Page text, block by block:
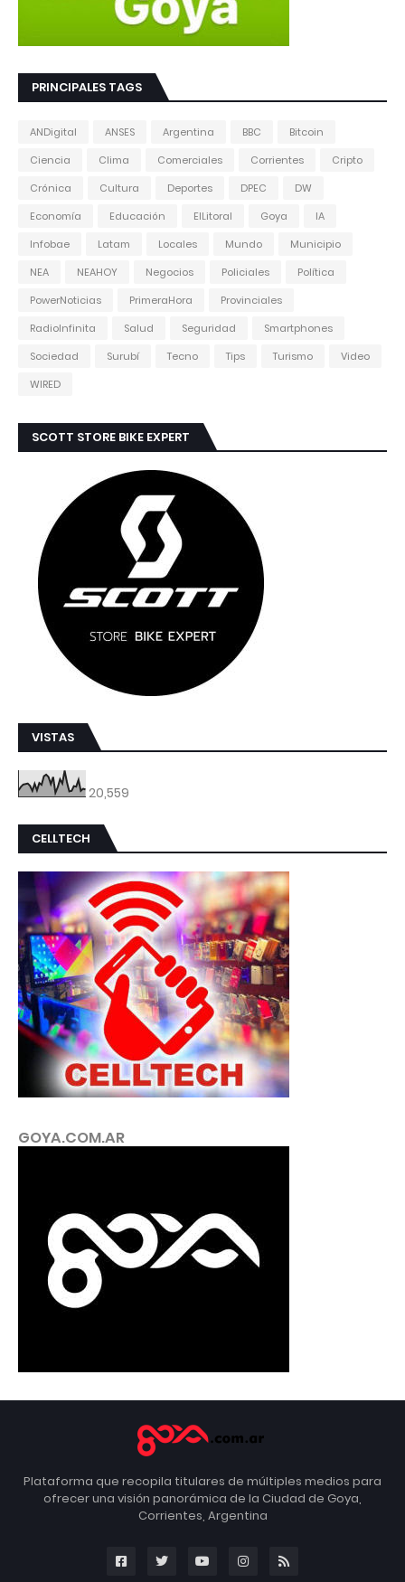
PRINCIPALES TAGS
ANDigital ANSES Argentina BBC
Bitcoin
Ciencia
Clima Comerciales Corrientes
Cripto
Crónica
Cultura Deportes DPEC
DW
Economía
Educación ElLitoral Goya
IA
Infobae
Latam Locales Mundo
Municipio
NEA
NEAHOY Negocios Policiales
Política
PowerNoticias
PrimeraHora
Provinciales
RadioInfinita
Salud Seguridad
Smartphones
Sociedad
Surubí Tecno Tips Turismo
Video
WIRED
SCOTT STORE BIKE EXPERT
VISTAS
20,559
CELLTECH
GOYA.COM.AR
Plataforma que recopila titulares de múltiples medios para
ofrecer una visión panorámica de la Ciudad de Goya,
Corrientes, Argentina